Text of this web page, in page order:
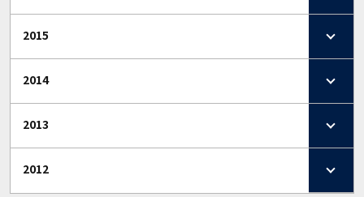
2015
2014
2013
2012